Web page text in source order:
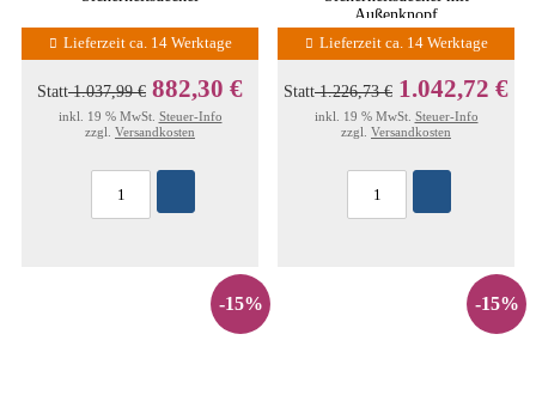
Lieferzeit ca. 14 Werktage
Statt1.037,99 € 882,30 €
inkl. 19 % MwSt. Steuer-Info
zzgl. Versandkosten
Außenknopf
Lieferzeit ca. 14 Werktage
Statt1.226,73 € 1.042,72 €
inkl. 19 % MwSt. Steuer-Info
zzgl. Versandkosten
-15% -15%